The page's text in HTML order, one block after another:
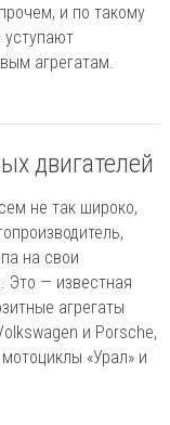
и по такому
уступают
агрегатам.
двигателей
не так широко,
на свои
Это — известная
агрегаты
и Porsche,
«Урал» и